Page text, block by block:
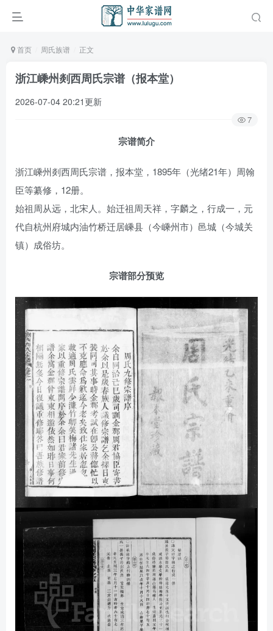
首页 周氏族谱 正文
浙江嵊州剡西周氏宗谱（报本堂）
2026-07-04 20:21更新
7
宗谱简介
浙江嵊州剡西周氏宗谱，报本堂，1895年（光绪21年）周翰
臣等纂修，12册。
始祖周从远，北宋人。始迁祖周天祥，字麟之，行成一，元
代自杭州府城内油竹桥迁居嵊县（今嵊州市）邑城（今城关
镇）成俗坊。
宗谱部分预览